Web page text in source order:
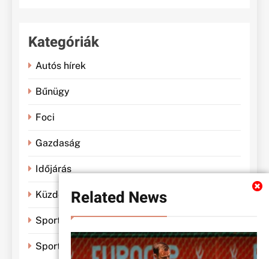
Related News
Kategóriák
Autós hírek
Bűnügy
Foci
Gazdaság
Időjárás
Küzdősportok
Sportbánya
Sporthírek